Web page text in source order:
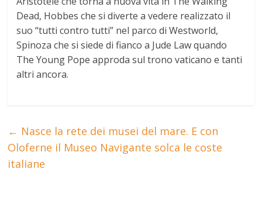
Dead, Hobbes che si diverte a vedere realizzato il
suo “tutti contro tutti” nel parco di Westworld,
Spinoza che si siede di fianco a Jude Law quando
The Young Pope approda sul trono vaticano e tanti
altri ancora.
← Nasce la rete dei musei del mare. E con
Oloferne il Museo Navigante solca le coste
italiane